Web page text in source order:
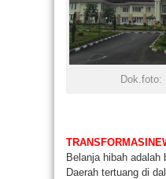
Dok.foto:
Belanja hibah adalah
Daerah tertuang di